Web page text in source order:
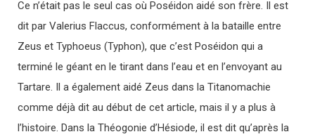
Ce n’était pas le seul cas où Poséidon aidé son frère. Il est
dit par Valerius Flaccus, conformément à la bataille entre
Zeus et Typhoeus (Typhon), que c’est Poséidon qui a
terminé le géant en le tirant dans l’eau et en l’envoyant au
Tartare. Il a également aidé Zeus dans la Titanomachie
comme déjà dit au début de cet article, mais il y a plus à
l’histoire. Dans la Théogonie d’Hésiode, il est dit qu’après la